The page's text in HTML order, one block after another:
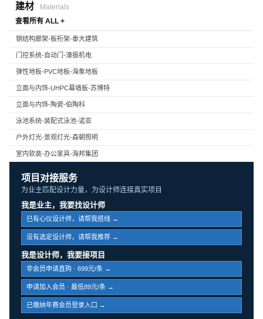
建材
Materials
查看所有 ALL +
钢结构廊架-板桁架-泰大建筑
门控系统-自动门-濠振机电
弹性地板-PVC地板-海象地板
立面与内饰-UHPC幕墙板-苏博特
立面与内饰-陶瓷-伯陶科
泳池系统-装配式泳池-诺亚
户外灯光-景观灯光-森朝照明
室内软装-办公家具-海邦集团
项目对接服务
为业主匹配设计力量，为设计师连接真实项目
我是业主，我要找设计师
已有心仪设计师，请帮我搭线 →
没有选定设计师，请帮我推荐 →
我是设计师，我要接项目
非会员申请直购 · 699元/条 →
申请加入会员 · 最低89元/条 →
已缴纳年费会员登录入口 →